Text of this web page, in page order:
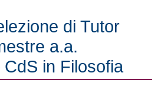
di Tutor
a.a.
in Filosofia